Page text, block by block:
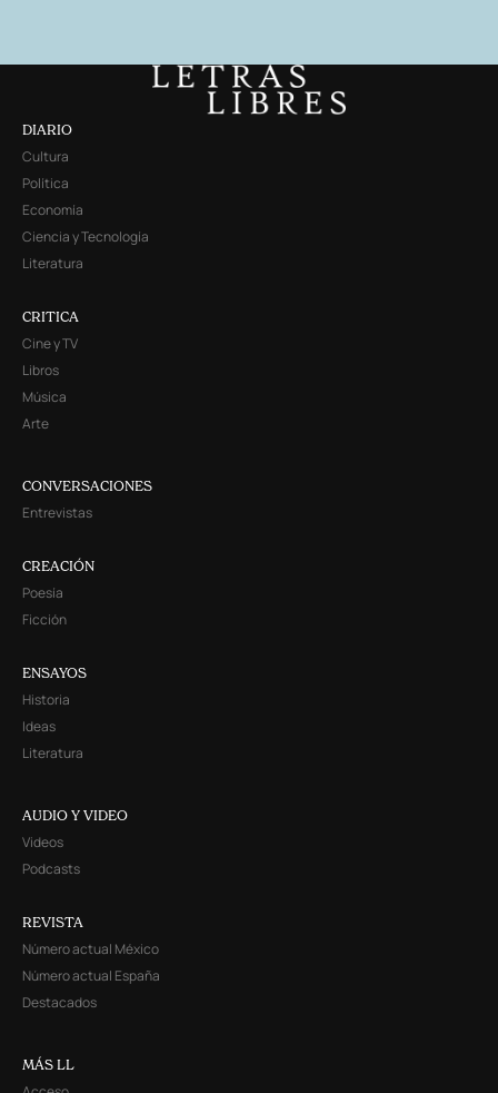
DIARIO
Cultura
Política
Economía
Ciencia y Tecnología
Literatura
CRITICA
Cine y TV
Libros
Música
Arte
CONVERSACIONES
Entrevistas
CREACIÓN
Poesía
Ficción
ENSAYOS
Historia
Ideas
Literatura
AUDIO Y VIDEO
Videos
Podcasts
REVISTA
Número actual México
Número actual España
Destacados
MÁS LL